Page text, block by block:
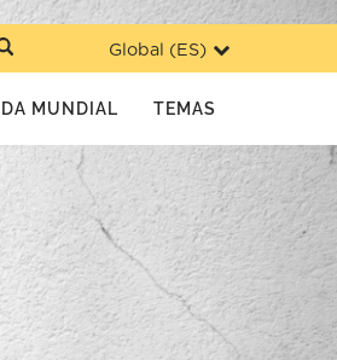
Global (ES)
MUNDIAL TEMAS